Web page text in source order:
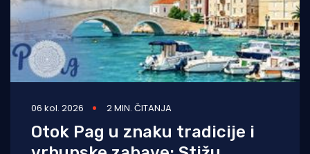
06 kol. 2026 2 MIN. ČITANJA
Otok Pag u znaku tradicije i